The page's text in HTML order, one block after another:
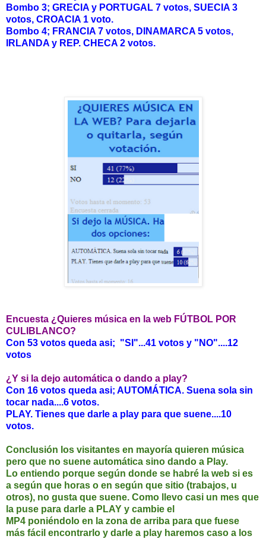
Bombo 3; GRECIA y PORTUGAL 7 votos, SUECIA 3
votos, CROACIA 1 voto.
Bombo 4; FRANCIA 7 votos, DINAMARCA 5 votos,
IRLANDA y REP. CHECA 2 votos.
Encuesta ¿Quieres música en la web FÚTBOL POR
CULIBLANCO?
Con 53 votos queda asi; "SI"...41 votos y "NO"....12
votos
¿Y si la dejo automática o dando a play?
Con 16 votos queda asi; AUTOMÁTICA. Suena sola sin
tocar nada....6 votos.
PLAY. Tienes que darle a play para que suene....10
votos.
Conclusión los visitantes en mayoría quieren música
pero que no suene automática sino dando a Play.
Lo entiendo porque según donde se habré la web si es
a según que horas o en según que sitio (trabajos, u
otros), no gusta que suene. Como llevo casi un mes que
la puse para darle a PLAY y cambie el
MP4 poniéndolo en la zona de arriba para que fuese
más fácil encontrarlo y darle a play haremos caso a los